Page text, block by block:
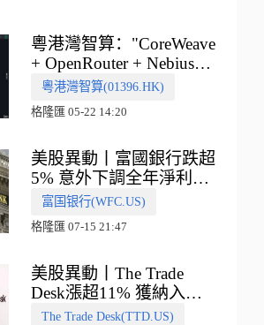
粵港灣智算："CoreWeave
+ OpenRouter + Nebius"
多向融合的中國智算新範
式
粵港灣智算(01396.HK)
格隆匯 05-22 14:20
美股異動丨富國銀行跌超
5% 意外下調全年淨利息
收入指引
富国银行(WFC.US)
格隆匯 07-15 21:47
美股異動丨The Trade
Desk漲超11% 獲納入標
普500指數
The Trade Desk(TTD.US)